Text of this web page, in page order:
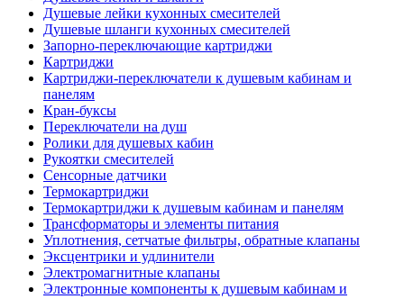
Душевые лейки кухонных смесителей
Душевые шланги кухонных смесителей
Запорно-переключающие картриджи
Картриджи
Картриджи-переключатели к душевым кабинам и
панелям
Кран-буксы
Переключатели на душ
Ролики для душевых кабин
Рукоятки смесителей
Сенсорные датчики
Термокартриджи
Термокартриджи к душевым кабинам и панелям
Трансформаторы и элементы питания
Уплотнения, сетчатые фильтры, обратные клапаны
Эксцентрики и удлинители
Электромагнитные клапаны
Электронные компоненты к душевым кабинам и